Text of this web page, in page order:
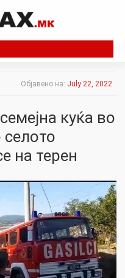
Објавено на: July 22, 2022
куќа во
на терен